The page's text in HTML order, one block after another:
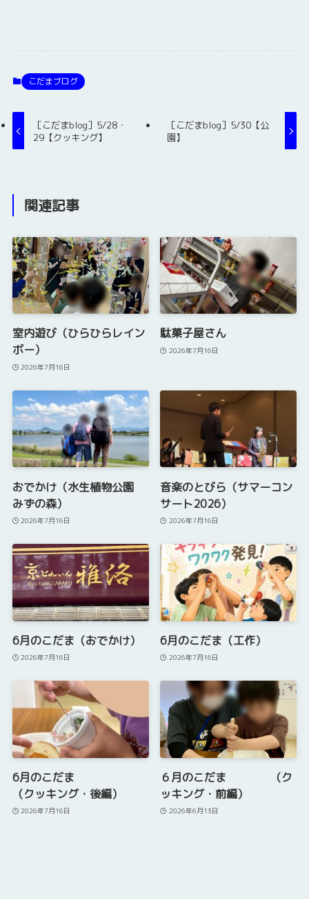
こだまブログ
［こだまblog］5/28・
29【クッキング】
［こだまblog］5/30【公
園】
関連記事
室内遊び（ひらひらレイン
ボー）
2026年7月16日
駄菓子屋さん
2026年7月16日
おでかけ（水生植物公園
みずの森）
2026年7月16日
音楽のとびら（サマーコン
サート2026）
2026年7月16日
6月のこだま（おでかけ）
2026年7月16日
6月のこだま（工作）
2026年7月16日
6月のこだま
（クッキング・後編）
2026年7月16日
６月のこだま （ク
ッキング・前編）
2026年6月13日